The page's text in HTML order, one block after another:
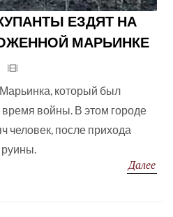
ЕЗДЯТ НА
МАРЬИНКЕ
который был
войны. В этом городе
человек, после прихода
руины.
Далее